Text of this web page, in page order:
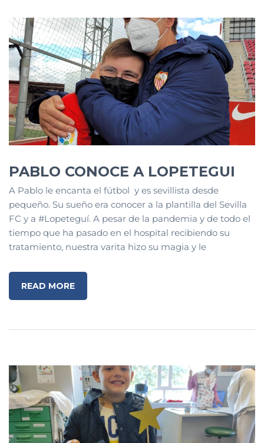
PABLO CONOCE A LOPETEGUI
A Pablo le encanta el fútbol y es sevillista desde
pequeño. Su sueño era conocer a la plantilla del Sevilla
FC y a #Lopeteguí. A pesar de la pandemia y de todo el
tiempo que ha pasado en el hospital recibiendo su
tratamiento, nuestra varita hizo su magia y le
READ MORE